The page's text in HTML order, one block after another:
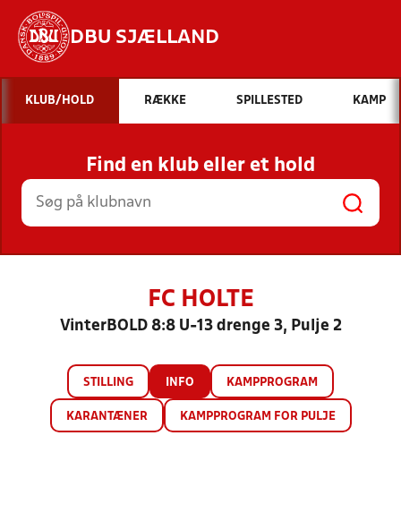
DBU SJÆLLAND
Hvad vil du søge efter?
INDHOLD OG NYHEDER
STILLINGER, RESULTATER, KLUBBER OG
HOLD
KLUB/HOLD RÆKKE SPILLESTED KAMP
Find en klub eller et hold
FC HOLTE
VinterBOLD 8:8 U-13 drenge 3, Pulje 2
STILLING INFO KAMPPROGRAM
KARANTÆNER KAMPPROGRAM FOR PULJE